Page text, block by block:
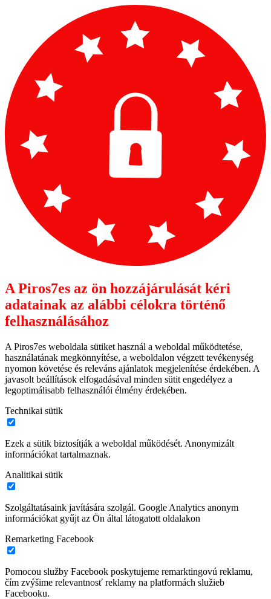
A Piros7es az ön hozzájárulását kéri
adatainak az alábbi célokra történő
felhasználásához
A Piros7es weboldala sütiket használ a weboldal működtetése,
használatának megkönnyítése, a weboldalon végzett tevékenység
nyomon követése és releváns ajánlatok megjelenítése érdekében. A
javasolt beállítások elfogadásával minden sütit engedélyez a
legoptimálisabb felhasználói élmény érdekében.
Technikai sütik
Ezek a sütik biztosítják a weboldal működését. Anonymizált
információkat tartalmaznak.
Analitikai sütik
Szolgáltatásaink javítására szolgál. Google Analytics anonym
információkat gyűjt az Ön által látogatott oldalakon
Remarketing Facebook
Pomocou služby Facebook poskytujeme remarktingovú reklamu,
čím zvýšime relevantnosť reklamy na platformách služieb
Facebooku.